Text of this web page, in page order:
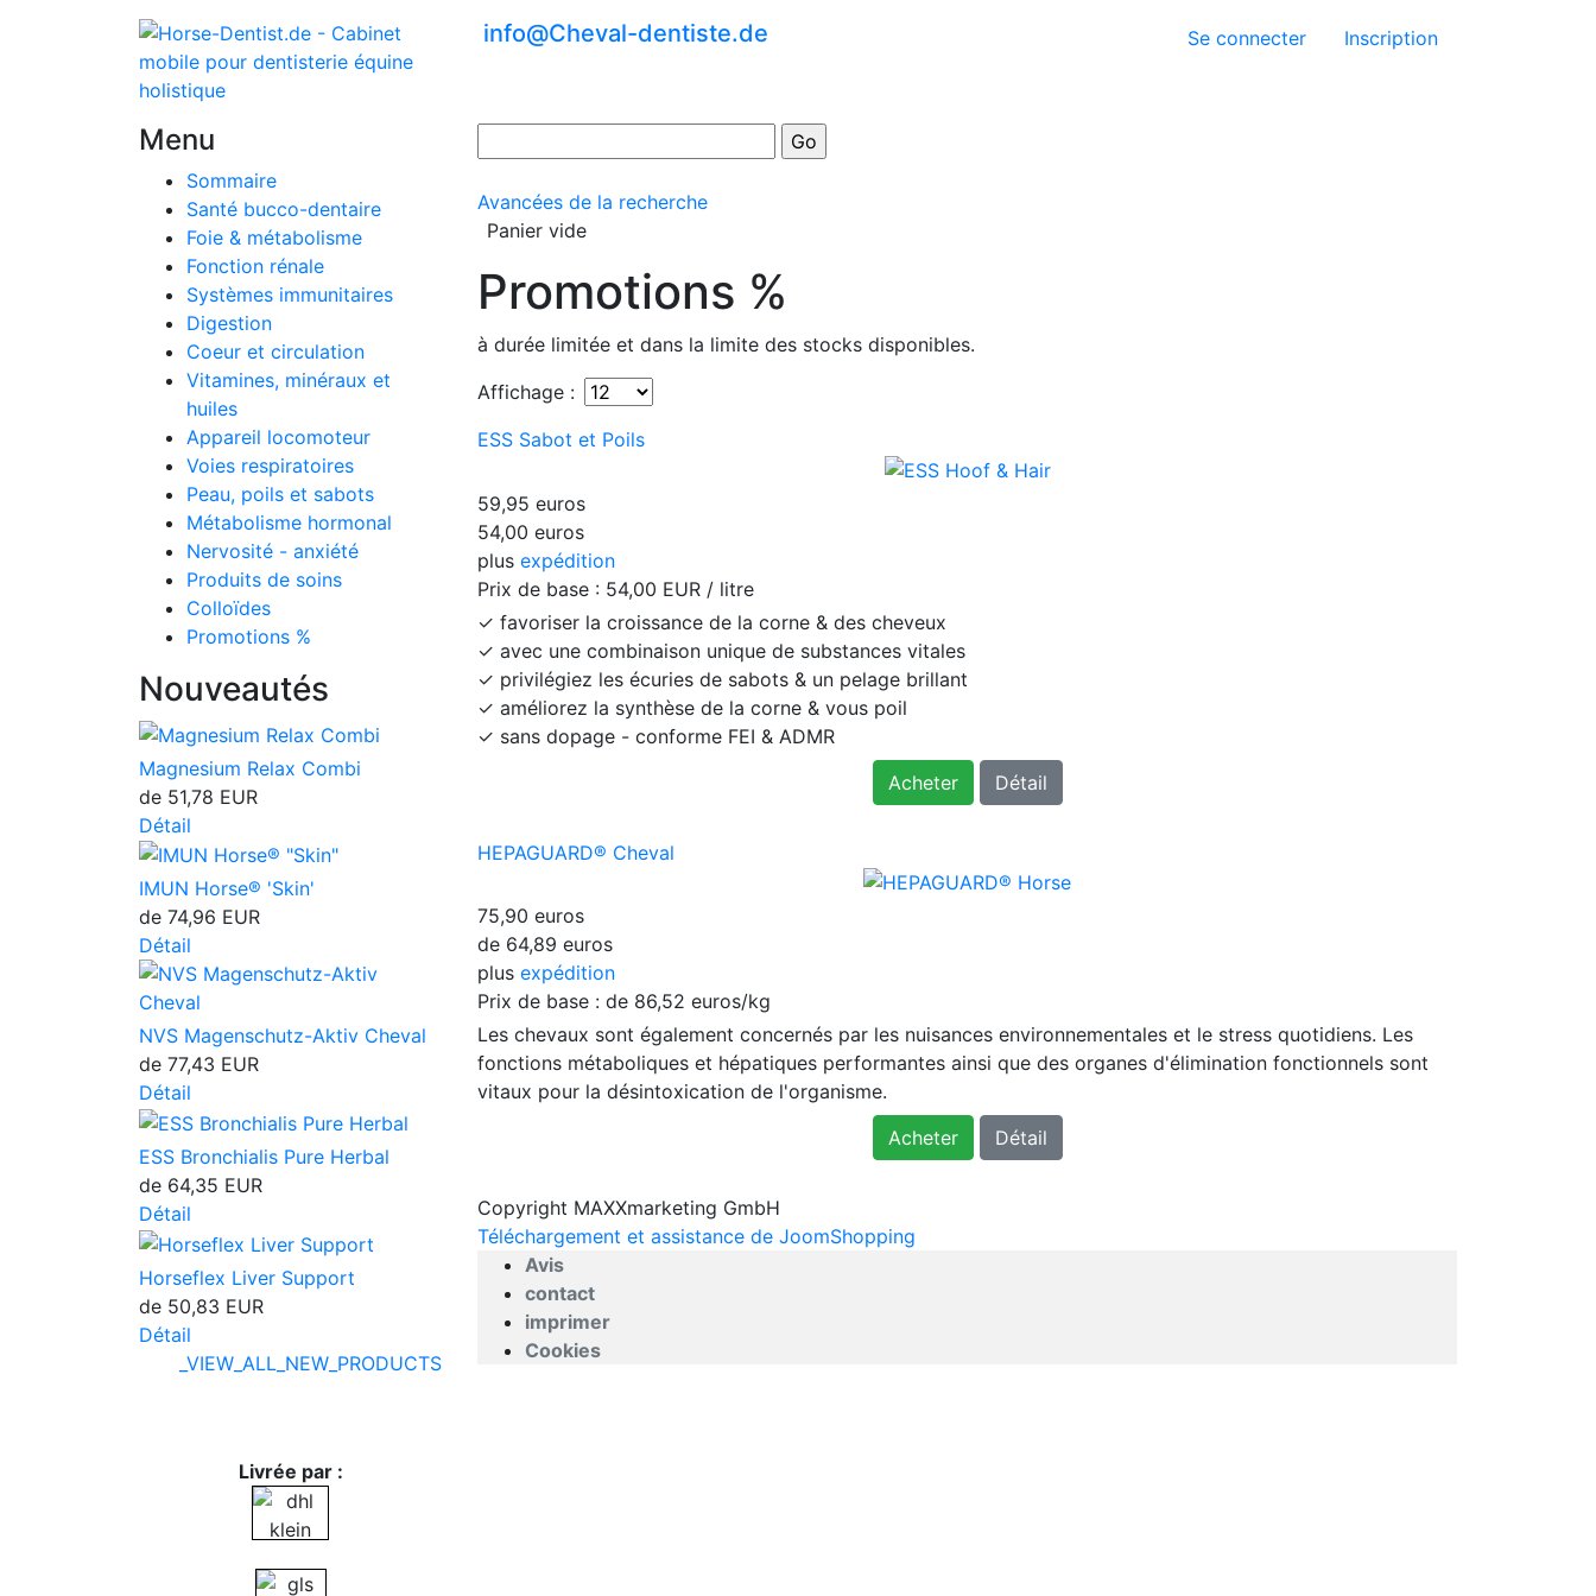
info@Cheval-dentiste.de Se connecter Inscription
Menu
Sommaire
Santé bucco-dentaire
Foie & métabolisme
Fonction rénale
Systèmes immunitaires
Digestion
Coeur et circulation
Vitamines, minéraux et
huiles
Appareil locomoteur
Voies respiratoires
Peau, poils et sabots
Métabolisme hormonal
Nervosité - anxiété
Produits de soins
Colloïdes
Promotions %
Nouveautés
Magnesium Relax Combi
de 51,78 EUR
Détail
IMUN Horse® 'Skin'
de 74,96 EUR
Détail
NVS Magenschutz-Aktiv Cheval
de 77,43 EUR
Détail
ESS Bronchialis Pure Herbal
de 64,35 EUR
Détail
Horseflex Liver Support
de 50,83 EUR
Détail
_VIEW_ALL_NEW_PRODUCTS
Livrée par :
Avancées de la recherche
Panier vide
Promotions %
à durée limitée et dans la limite des stocks disponibles.
Affichage :
ESS Sabot et Poils
59,95 euros
54,00 euros
plus expédition
Prix ​​de base : 54,00 EUR / litre
✓ favoriser la croissance de la corne & des cheveux
✓ avec une combinaison unique de substances vitales
✓ privilégiez les écuries de sabots & un pelage brillant
✓ améliorez la synthèse de la corne & vous poil
✓ sans dopage - conforme FEI & ADMR
Acheter
Détail
HEPAGUARD® Cheval
75,90 euros
de 64,89 euros
plus expédition
Prix ​​de base : de 86,52 euros/kg
Les chevaux sont également concernés par les nuisances environnementales et le stress quotidiens. Les
fonctions métaboliques et hépatiques performantes ainsi que des organes d'élimination fonctionnels sont
vitaux pour la désintoxication de l'organisme.
Acheter
Détail
Copyright MAXXmarketing GmbH
Téléchargement et assistance de JoomShopping
Avis
contact
imprimer
Cookies